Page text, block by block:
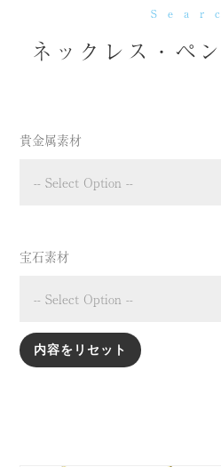
ネックレス・ペ
貴金属素材
宝石素材
内容をリセット